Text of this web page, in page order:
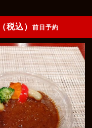
税込） 前日予約